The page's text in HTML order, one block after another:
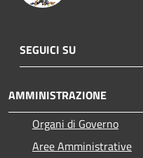
SEGUICI SU
AMMINISTRAZIONE
Organi di Governo
Aree Amministrative